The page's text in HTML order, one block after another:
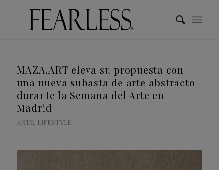
MAZA.ART eleva su propuesta con
una nueva subasta de arte abstracto
durante la Semana del Arte en
Madrid
ARTE, LIFESTYLE